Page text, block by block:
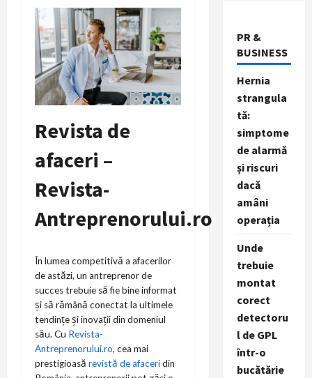
Revista de
afaceri –
Revista-
Antreprenorului.ro
În lumea competitivă a afacerilor
de astăzi, un antreprenor de
succes trebuie să fie bine informat
și să rămână conectat la ultimele
tendințe și inovații din domeniul
său. Cu Revista-
Antreprenorului.ro, cea mai
prestigioasă revistă de afaceridin
PR &
BUSINESS
Hernia
strangula
tă:
simptome
de alarmă
și riscuri
dacă
amâni
operația
Unde
trebuie
montat
corect
detectoru
l de GPL
într-o
bucătărie